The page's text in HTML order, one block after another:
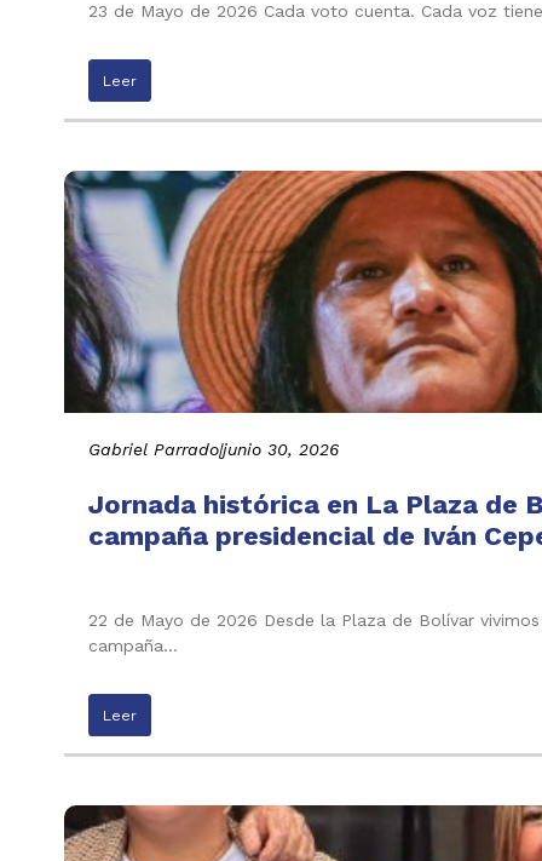
23 de Mayo de 2026 Cada voto cuenta. Cada voz
Leer
Gabriel Parrado|junio 30, 2026
Jornada histórica en La Plaza de
campaña presidencial de Iván
22 de Mayo de 2026 Desde la Plaza de Bolívar
campaña…
Leer